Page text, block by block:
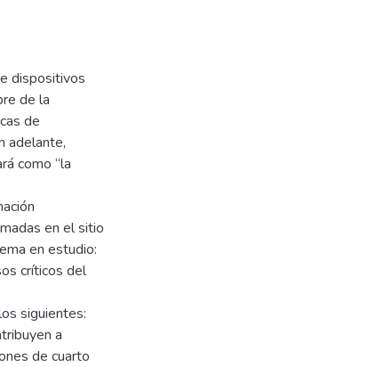
dispositivos
de la
de
adelante,
como “la
en el sitio
en estudio:
críticos del
siguientes:
a
de cuarto